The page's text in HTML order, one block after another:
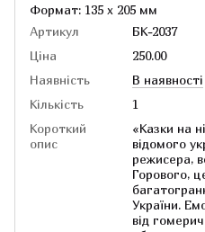
Формат: 135 х 205 мм
Артикул
БК-2037
Ціна
250.00
Наявність
В наявності
Кількість
1
Короткий
опис
«Казки на
відомого
режисера,
Горового,
України.
від